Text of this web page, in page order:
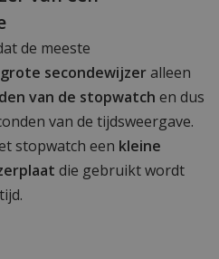
de meeste
secondewijzeralleen
van de stopwatch en dus
van de tijdsweergave.
stopwatch een kleine
die gebruikt wordt